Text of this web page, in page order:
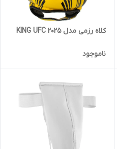
کلاه رزمی مدل KING UFC 2025
ناموجود